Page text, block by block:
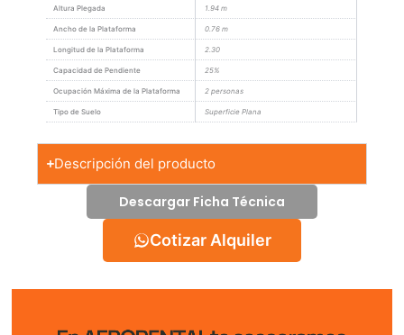
Altura Plegada 1.94 m
Ancho de la Plataforma 0.76 m
Longitud de la Plataforma 2.30
Capacidad de Pendiente 25%
Ocupación Máxima de la Plataforma 2 personas
Tipo de Suelo Superficie Plana
Descripción del producto
Descargar Ficha Técnica
Cotizar Alquiler